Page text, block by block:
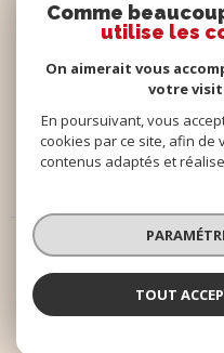
© 2026 | Tous droits
Nos Honoraires
Honoraires Plan
Comme
utilise les
On aimerait vous
votre
En poursuivant, vous
cookies par ce site, afin de
contenus adaptés et
TOUT